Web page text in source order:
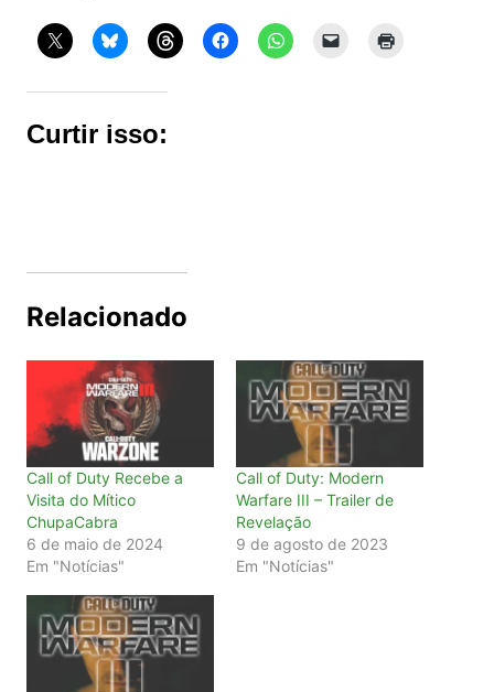
Curtir isso:
Relacionado
Call of Duty Recebe a
Visita do Mítico
ChupaCabra
6 de maio de 2024
Em "Notícias"
Call of Duty: Modern
Warfare III – Trailer de
Revelação
9 de agosto de 2023
Em "Notícias"